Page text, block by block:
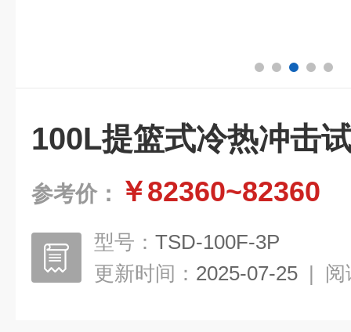
100L提篮式冷热冲击
参考价： ￥82360~82360
型号： TSD-100F-3P
更新时间： 2025-07-25 | 阅